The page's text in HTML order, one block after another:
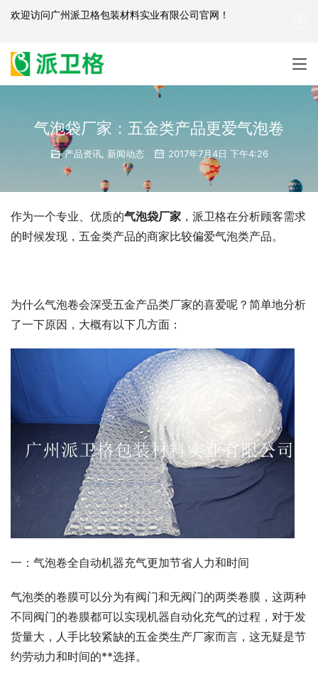
气泡袋厂家：五金类产品更爱气泡卷
产品资讯, 新闻动态 2017年7月4日 下午4:26
作为一个专业、优质的气泡袋厂家 ，派卫格在分析顾客需求
的时候发现，五金类产品的商家比较偏爱气泡类产品。
为什么气泡卷会深受五金产品类厂家的喜爱呢？简单地分析
了一下原因，大概有以下几方面：
一：气泡卷全自动机器充气更加节省人力和时间
气泡类的卷膜可以分为有阀门和无阀门的两类卷膜，这两种
不同阀门的卷膜都可以实现机器自动化充气的过程，对于发
货量大，人手比较紧缺的五金类生产厂家而言，这无疑是节
约劳动力和时间的**选择。
欢迎访问广州派卫格包装材料实业有限公司官网 ！